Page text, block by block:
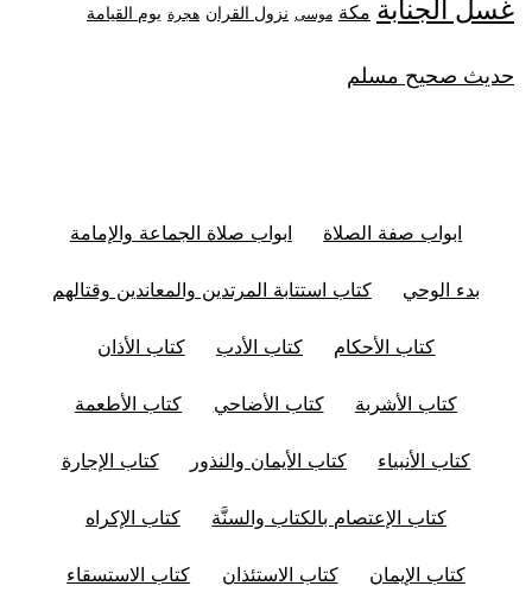
غسل الجنابة مكة موسى نزول القران هجرة يوم القيامة
حديث صحيح مسلم
ابواب صفة الصلاة ابواب صلاة الجماعة والإمامة
بدء الوحي كتاب استتابة المرتدين والمعاندين وقتالهم
كتاب الأحكام كتاب الأدب كتاب الأذان
كتاب الأشربة كتاب الأضاحي كتاب الأطعمة
كتاب الأنبياء كتاب الأيمان والنذور كتاب الإجارة
كتاب الإعتصام بالكتاب والسنَّة كتاب الإكراه
كتاب الإيمان كتاب الاستئذان كتاب الاستسقاء